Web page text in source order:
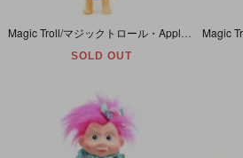
SOLD OUT